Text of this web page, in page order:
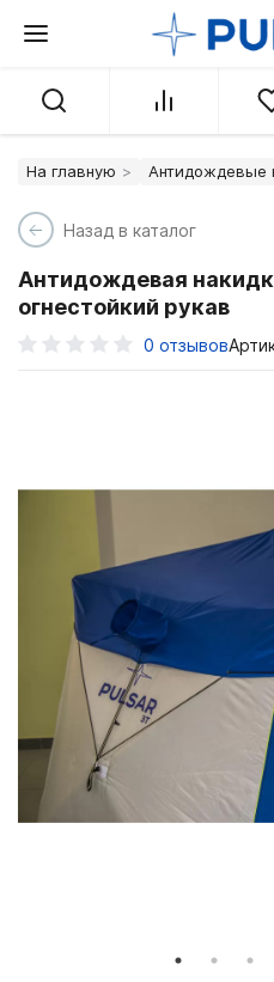
На главную Антидождевые
Назад в каталог
Антидождевая
огнестойкий рукав
0 отзывов